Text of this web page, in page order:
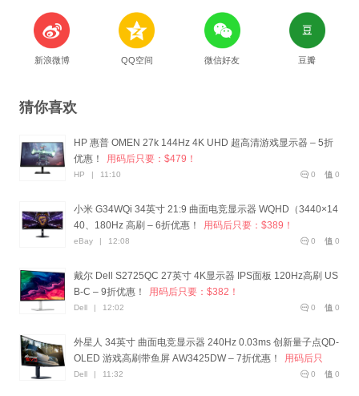
新浪微博 QQ空间 微信好友 豆瓣
猜你喜欢
HP 惠普 OMEN 27k 144Hz 4K UHD 超高清游戏显示器 – 5折
优惠！
用码后只要：$479！
0
0
HP | 11:10
小米 G34WQi 34英寸 21:9 曲面电竞显示器 WQHD（3440×14
40、180Hz 高刷 – 6折优惠！
用码后只要：$389！
0
0
eBay | 12:08
戴尔 Dell S2725QC 27英寸 4K显示器 IPS面板 120Hz高刷 US
B-C – 9折优惠！
用码后只要：$382！
0
0
Dell | 12:02
外星人 34英寸 曲面电竞显示器 240Hz 0.03ms 创新量子点QD-
OLED 游戏高刷带鱼屏 AW3425DW – 7折优惠！
用码后只
要：$933！
0
0
Dell | 11:32